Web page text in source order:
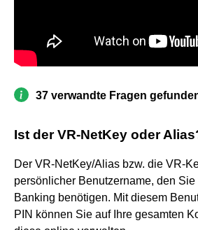
37 verwandte Fragen
Ist der VR-NetKey oder
Der VR-NetKey/Alias bzw. die VR-
persönlicher Benutzername, den
Banking benötigen. Mit diesem
PIN können Sie auf Ihre gesamten